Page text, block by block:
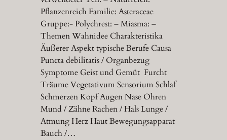
Pflanzenreich Familie: Asteraceae
Gruppe:- Polychrest: – Miasma: –
Themen Wahnidee Charakteristika
Äußerer Aspekt typische Berufe Causa
Puncta debilitatis / Organbezug
Symptome Geist und Gemüt Furcht
Träume Vegetativum Sensorium Schlaf
Schmerzen Kopf Augen Nase Ohren
Mund / Zähne Rachen / Hals Lunge /
Atmung Herz Haut Bewegungsapparat
Bauch /…